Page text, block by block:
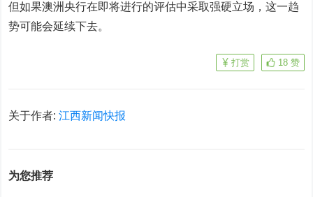
但如果澳洲央行在即将进行的评估中采取强硬立场，这一趋
势可能会延续下去。
18 赞
打赏
关于作者:江西新闻快报
为您推荐